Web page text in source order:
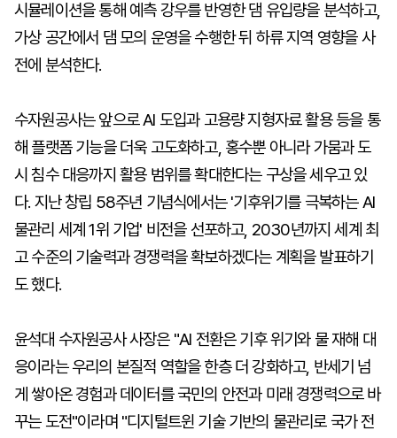
시뮬레이션을 통해 예측 강우를 반영한 댐 유입량을 분석하고,
가상 공간에서 댐 모의 운영을 수행한 뒤 하류 지역 영향을 사
전에 분석한다.
수자원공사는 앞으로 AI 도입과 고용량 지형자료 활용 등을 통
해 플랫폼 기능을 더욱 고도화하고, 홍수뿐 아니라 가뭄과 도
시 침수 대응까지 활용 범위를 확대한다는 구상을 세우고 있
다. 지난 창립 58주년 기념식에서는 '기후위기를 극복하는 AI
물관리 세계 1위 기업' 비전을 선포하고, 2030년까지 세계 최
고 수준의 기술력과 경쟁력을 확보하겠다는 계획을 발표하기
도 했다.
윤석대 수자원공사 사장은 "AI 전환은 기후 위기와 물 재해 대
응이라는 우리의 본질적 역할을 한층 더 강화하고, 반세기 넘
게 쌓아온 경험과 데이터를 국민의 안전과 미래 경쟁력으로 바
꾸는 도전"이라며 "디지털트윈 기술 기반의 물관리로 국가 전